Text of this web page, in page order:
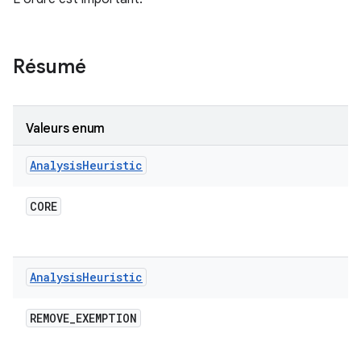
Résumé
Valeurs enum
AnalysisHeuristic
CORE
AnalysisHeuristic
REMOVE_EXEMPTION